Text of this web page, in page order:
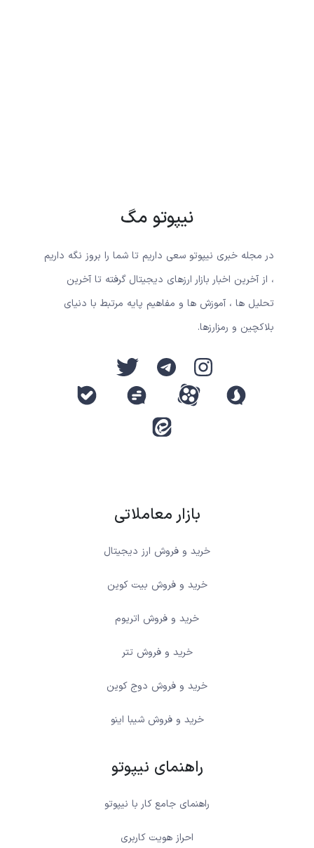
نیپوتو مگ
در مجله خبری نیپوتو سعی داریم تا شما را بروز نگه داریم
، از آخرین اخبار بازار ارزهای دیجیتال گرفته تا آخرین
تحلیل ها ، آموزش ها و مفاهیم پایه مرتبط با دنیای
بلاکچین و رمزارزها.
بازار معاملاتی
خرید و فروش ارز دیجیتال
خرید و فروش بیت کوین
خرید و فروش اتریوم
خرید و فروش تتر
خرید و فروش دوج کوین
خرید و فروش شیبا اینو
راهنمای نیپوتو
راهنمای جامع کار با نیپوتو
احراز هویت کاربری